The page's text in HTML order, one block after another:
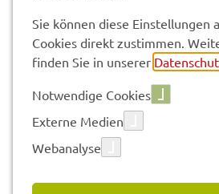
Vorle­sen
WAFFEN; ANZEI­GE
ERWERBS EINER
PFLICH­TI­GEN
Sie können diese Einstellungen
Cookies direkt zustimmen.
finden Sie in unserer
Notwendige Cookies
Externe Medien
Webanalyse